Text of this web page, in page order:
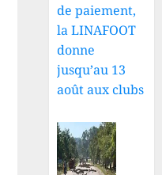
de paiement,
la LINAFOOT
donne
jusqu’au 13
août aux clubs